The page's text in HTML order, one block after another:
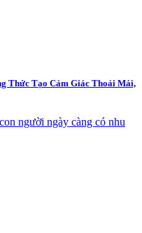
Thức Tạo Cảm Giác Thoải Mái,
người ngày càng có nhu